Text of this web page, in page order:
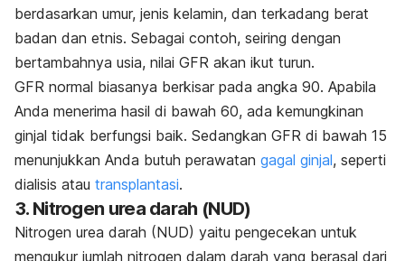
berdasarkan umur, jenis kelamin, dan terkadang berat
badan dan etnis. Sebagai contoh, seiring dengan
bertambahnya usia, nilai GFR akan ikut turun.
GFR normal biasanya berkisar pada angka 90. Apabila
Anda menerima hasil di bawah 60, ada kemungkinan
ginjal tidak berfungsi baik. Sedangkan GFR di bawah 15
menunjukkan Anda butuh perawatan gagal ginjal, seperti
dialisis atau transplantasi.
3. Nitrogen urea darah (NUD)
Nitrogen urea darah (NUD) yaitu pengecekan untuk
mengukur jumlah nitrogen dalam darah yang berasal dari